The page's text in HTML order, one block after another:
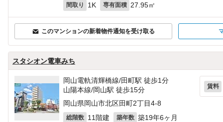
間取り 1K 専有面積 27.95㎡
このマンションの新着物件通知を受け取る
スタシオン電車みち
岡山電軌清輝橋線/田町駅 徒歩1分
山陽本線/岡山駅 徒歩15分
岡山県岡山市北区田町2丁目4-8
総階数 11階建 築年数 築19年6ヶ月
賃料